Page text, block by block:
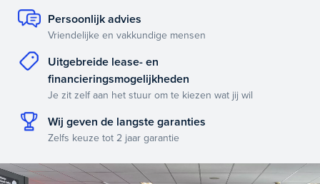
Persoonlijk advies
Vriendelijke en vakkundige mensen
Uitgebreide lease- en
financieringsmogelijkheden
Je zit zelf aan het stuur om te kiezen wat jij wil
Wij geven de langste garanties
Zelfs keuze tot 2 jaar garantie